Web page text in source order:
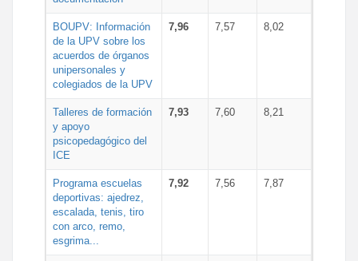
BOUPV: Información
de la UPV sobre los
acuerdos de órganos
unipersonales y
colegiados de la UPV
7,96 7,57 8,02
Talleres de formación
y apoyo
psicopedagógico del
ICE
7,93 7,60 8,21
Programa escuelas
deportivas: ajedrez,
escalada, tenis, tiro
con arco, remo,
esgrima...
7,92 7,56 7,87